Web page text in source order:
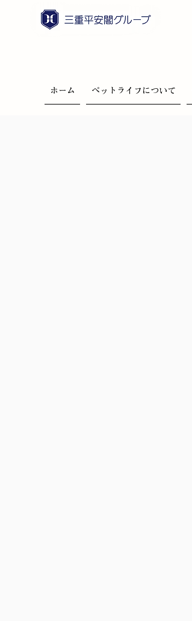
ホーム ペットライフについて